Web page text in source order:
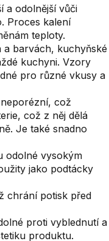
a odolnější vůči
Proces kalení
teploty.
barvách, kuchyňské
kuchyni. Vzory
pro různé vkusy a
což
což z něj dělá
Je také snadno
odolné vysokým
jako podtácky
chrání potisk před
proti vyblednutí a
produktu.